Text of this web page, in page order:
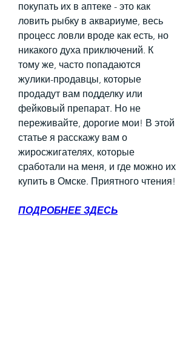
покупать их в аптеке - это как
ловить рыбку в аквариуме, весь
процесс ловли вроде как есть, но
никакого духа приключений. К
тому же, часто попадаются
жулики-продавцы, которые
продадут вам подделку или
фейковый препарат. Но не
переживайте, дорогие мои! В этой
статье я расскажу вам о
жиросжигателях, которые
сработали на меня, и где можно их
купить в Омске. Приятного чтения!
ПОДРОБНЕЕ ЗДЕСЬ